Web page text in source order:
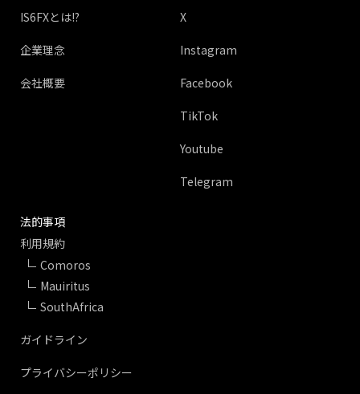
IS6FXとは!?
企業理念
会社概要
X
Instagram
Facebook
TikTok
Youtube
Telegram
法的事項
利用規約
Comoros
Mauiritus
SouthAfrica
ガイドライン
プライバシーポリシー